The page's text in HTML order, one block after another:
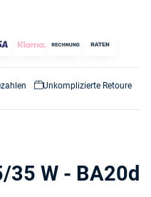
Unkomplizierte Retoure
35 W - BA20d